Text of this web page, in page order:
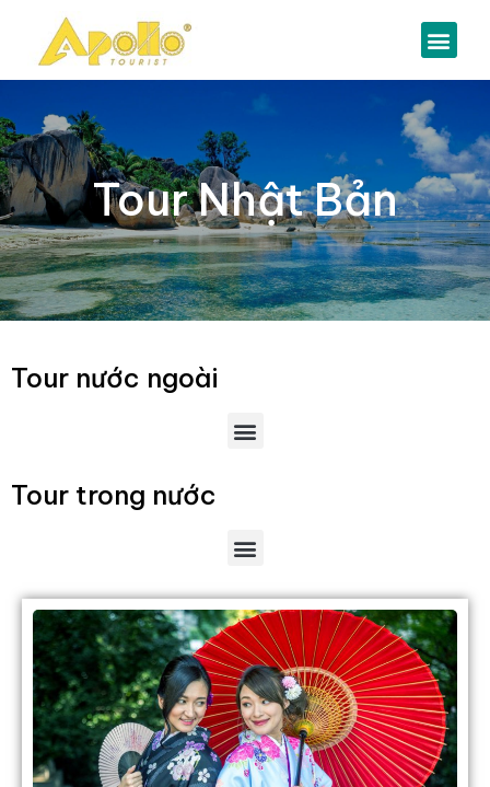
Tour Nhật Bản
Tour nước ngoài
Tour trong nước